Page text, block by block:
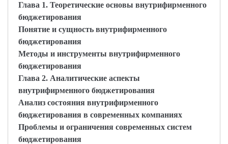
Глава 1. Теоретические основы внутрифирменного
бюджетирования
Понятие и сущность внутрифирменного
бюджетирования
Методы и инструменты внутрифирменного
бюджетирования
Глава 2. Аналитические аспекты
внутрифирменного бюджетирования
Анализ состояния внутрифирменного
бюджетирования в современных компаниях
Проблемы и ограничения современных систем
бюджетирования